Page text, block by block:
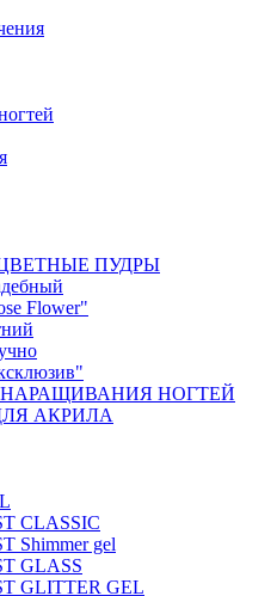
ПУДРЫ
Flower"
НОГТЕЙ
АКРИЛА
CLASSIC
Shimmer gel
GLASS
GLITTER GEL